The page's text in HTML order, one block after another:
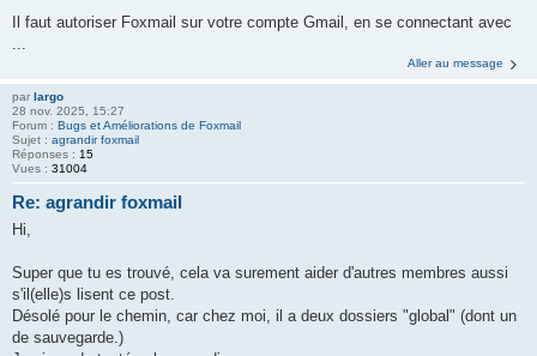
Il faut autoriser Foxmail sur votre compte Gmail, en se connectant avec
...
Aller au message
par largo
28 nov. 2025, 15:27
Forum : Bugs et Améliorations de Foxmail
Sujet : agrandir foxmail
Réponses : 15
Vues : 31004
Re: agrandir foxmail
Hi,
Super que tu es trouvé, cela va surement aider d'autres membres aussi
s'il(elle)s lisent ce post.
Désolé pour le chemin, car chez moi, il a deux dossiers "global" (dont un
de sauvegarde.)